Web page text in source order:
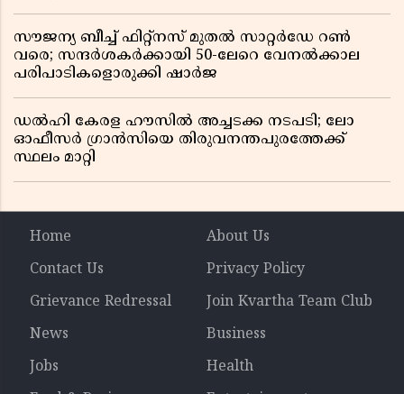
സൗജന്യ ബീച്ച് ഫിറ്റ്നസ് മുതൽ സാറ്റർഡേ റൺ
വരെ; സന്ദർശകർക്കായി 50-ലേറെ വേനൽക്കാല
പരിപാടികളൊരുക്കി ഷാർജ
ഡൽഹി കേരള ഹൗസിൽ അച്ചടക്ക നടപടി; ലോ
ഓഫീസർ ഗ്രാൻസിയെ തിരുവനന്തപുരത്തേക്ക്
സ്ഥലം മാറ്റി
Home
About Us
Contact Us
Privacy Policy
Grievance Redressal
Join Kvartha Team Club
News
Business
Jobs
Health